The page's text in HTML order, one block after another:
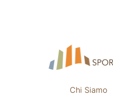
Chi Siamo